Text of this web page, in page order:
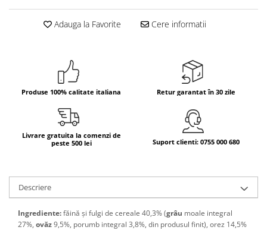
Cafea italiana
Bauturi italiene
Bauturi aperitive, alcoolice
Apa italiana
Sucuri si bauturi racoritoare
Panettone cozonac italian,
Pandoro si Balocco
Produse de panificatie
Adauga la Favorite Cere informatii
Produse 100% calitate italiana Retur garantat în 30 zile
Livrare gratuita la comenzi de
peste 500 lei
Suport clienti: 0755 000 680
Descriere
Ingrediente:făină și fulgi de cereale 40,3% (grâu moale integral
27%, ovăz9,5%, porumb integral 3,8%, din produsul finit), orez 14,5%